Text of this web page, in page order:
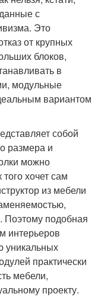
с
Это
от крупных
блоков,
в
модульные
вариантом
собой
размера и
можно
хочет сам
из мебели
Поэтому подобная
интерьеров
уникальных
практически
мебели,
проекту.